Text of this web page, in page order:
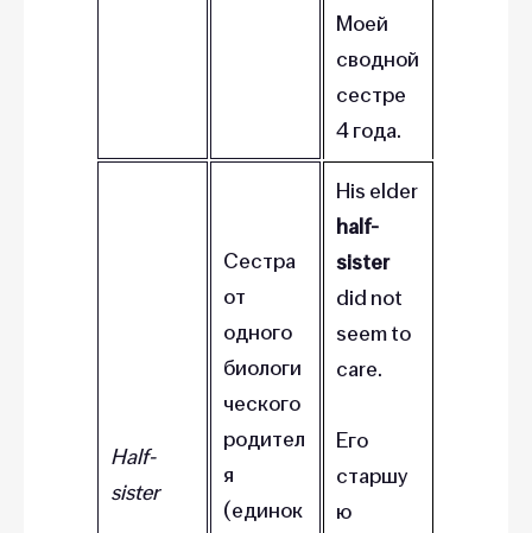
Моей
сводной
сестре
4 года.
Half-
sister
Сестра
от
одного
биологи
ческого
родител
я
(единок
His elder
half-
sister
did not
seem to
care.
Его
старшу
ю